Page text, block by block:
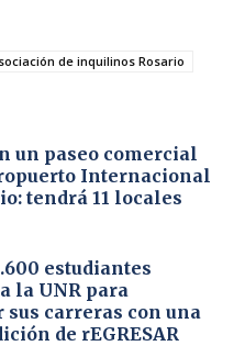
de inquilinos Rosario
un paseo comercial
Internacional
tendrá 11 locales
estudiantes
la UNR para
carreras con una
de rEGRESAR